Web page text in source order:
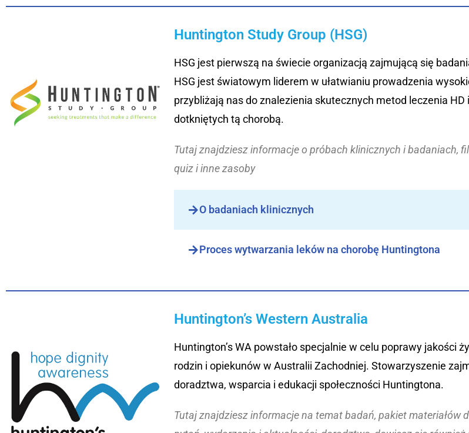
Huntington Study Group (HSG)
HSG jest pierwszą na świecie organizacją zajmującą się
HSG jest światowym liderem w ułatwianiu prowadzenia
przybliżają nas do znalezienia skutecznych metod leczenia
dotkniętych tą chorobą.
Tutaj znajdziesz informacje o próbach klinicznych i badaniach,
quiz i inne zasoby
O badaniach klinicznych
Proces wytwarzania leków na chorobę Huntingtona
Huntington’s Western Australia
Huntington’s WA powstało specjalnie w celu poprawy jakości
rodzin i opiekunów w Australii Zachodniej. Stowarzyszenie
doradztwa, wsparcia i edukacji społeczności Huntingtona.
Tutaj znajdziesz informacje na temat badań, pakiet materiałów